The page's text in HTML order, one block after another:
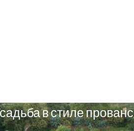
в стиле прованс